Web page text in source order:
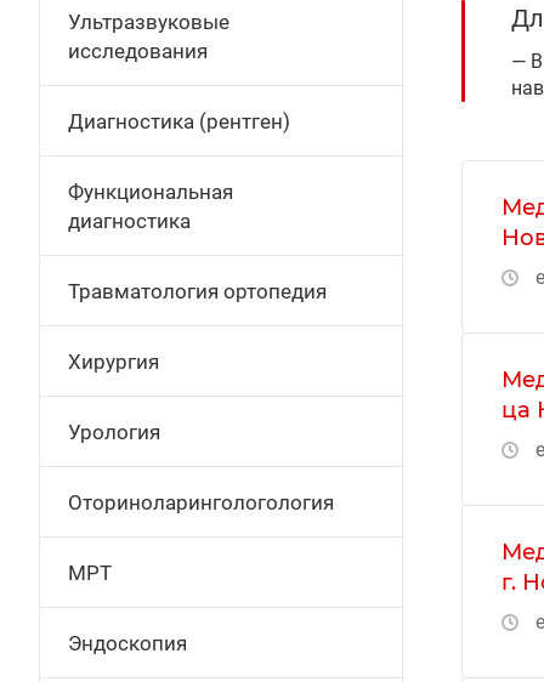
ца
г.
Ультразвуковые
исследования
Диагностика (рентген)
Функциональная
диагностика
Травматология ортопедия
Хирургия
Урология
Оториноларингологология
МРТ
Эндоскопия